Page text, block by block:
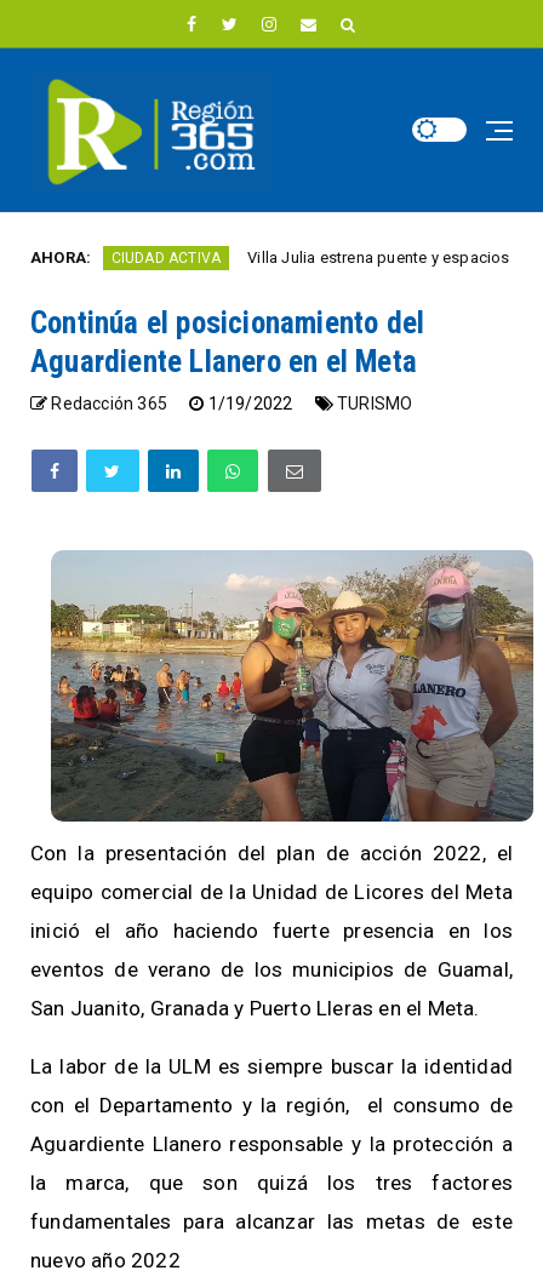
AHORA:
CIUDAD ACTIVA Villa Julia estrena puente y espacios comerciales
Continúa el posicionamiento del
Aguardiente Llanero en el Meta
Redacción 365 1/19/2022 TURISMO
Con la presentación del plan de acción 2022, el
equipo comercial de la Unidad de Licores del Meta
inició el año haciendo fuerte presencia en los
eventos de verano de los municipios de Guamal,
San Juanito, Granada y Puerto Lleras en el Meta.
La labor de la ULM es siempre buscar la identidad
con el Departamento y la región, el consumo de
Aguardiente Llanero responsable y la protección a
la marca, que son quizá los tres factores
fundamentales para alcanzar las metas de este
nuevo año 2022